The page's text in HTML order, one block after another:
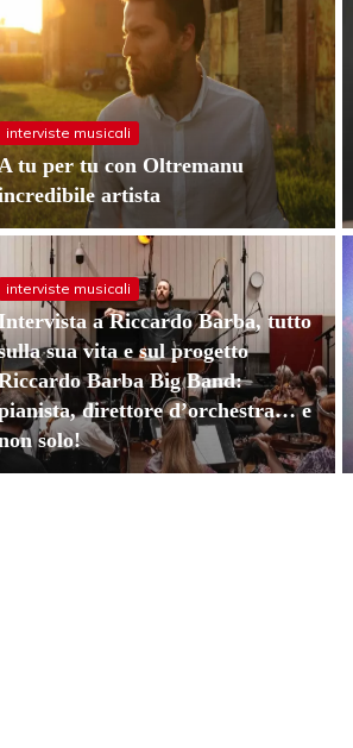
interviste musicali
tu per tu con Oltremanu
artista
interviste musicali
a Riccardo Barba, tutto
sua vita e sul progetto
Barba Big Band:
direttore d’orchestra… e
solo!